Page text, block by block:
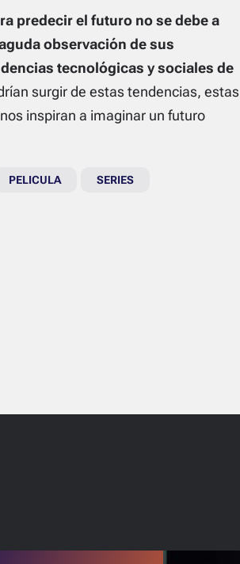
predecir el futuro no se debe a
observación de sus
tecnológicas y sociales de
surgir de estas tendencias, estas
inspiran a imaginar un futuro
PELICULA SERIES